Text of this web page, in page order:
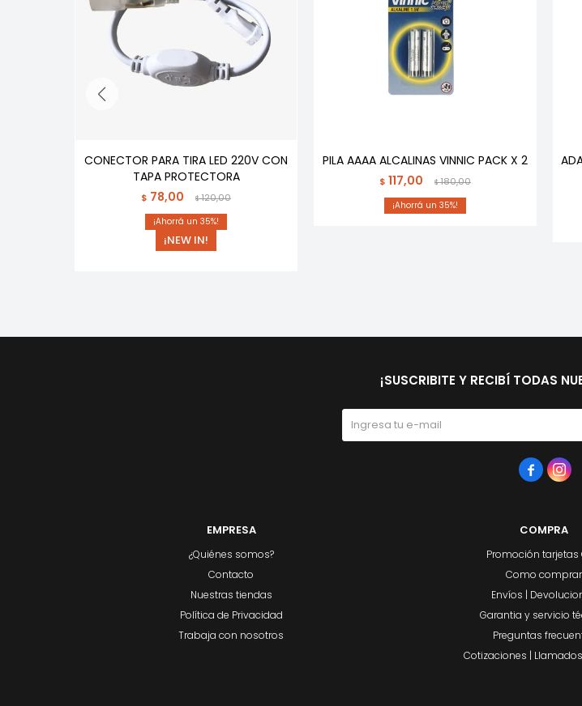
CONECTOR PARA TIRA LED 220V CON
TAPA PROTECTORA
$ 78,00 $120,00
35
¡NEW IN!
PILA AAAA ALCALINAS VINNIC PACK X 2
$ 117,00 $180,00
35
EMPRESA
¿Quiénes somos?
Contacto
Nuestras tiendas
Política de Privacidad
Trabaja con nosotros
COMPRA
Promoción tarjetas
Como comprar
Envíos |
Garantia y servicio
Preguntas
Cotizaciones |
¡SUSCRIBITE Y RECIBÍ TODAS
 